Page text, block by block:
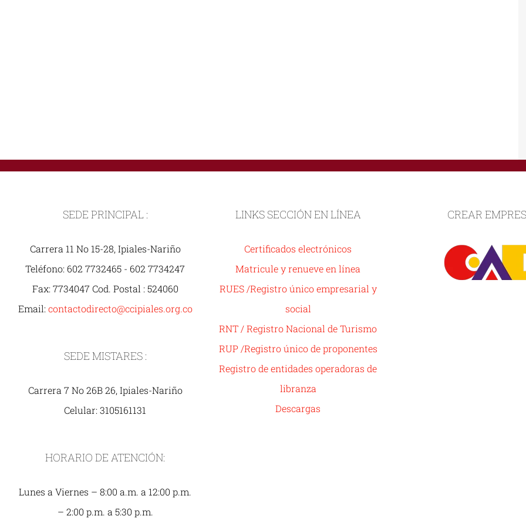
SEDE PRINCIPAL :
Carrera 11 No 15-28, Ipiales-Nariño
Teléfono: 602 7732465 - 602 7734247
Fax: 7734047 Cod. Postal : 524060
Email: contactodirecto@ccipiales.org.co
SEDE MISTARES :
Carrera 7 No 26B 26, Ipiales-Nariño
Celular: 3105161131
HORARIO DE ATENCIÓN:
Lunes a Viernes – 8:00 a.m. a 12:00 p.m.
– 2:00 p.m. a 5:30 p.m.
LINKS SECCIÓN EN LÍNEA
Certificados electrónicos
Matricule y renueve en línea
RUES /Registro único empresarial y
social
RNT / Registro Nacional de Turismo
RUP /Registro único de proponentes
Registro de entidades operadoras de
libranza
Descargas
CREAR